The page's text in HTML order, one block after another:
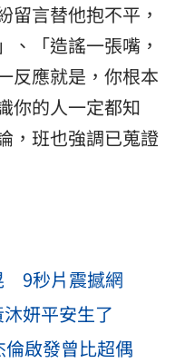
留言替他抱不平，
、「造謠一張嘴，
反應就是，你根本
你的人一定都知
，班也強調已蒐證
9秒片震撼網
妍平安生了
啟發曾比超偶